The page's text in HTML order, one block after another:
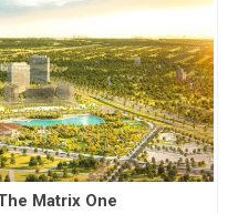
Matrix One